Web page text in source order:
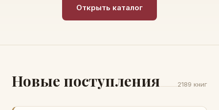
Открыть каталог
Новые поступления 2189 книг